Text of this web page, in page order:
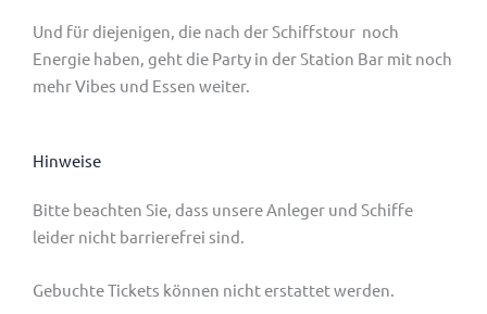
Und für diejenigen, die nach der Schiffstour noch
Energie haben, geht die Party in der Station Bar mit noch
mehr Vibes und Essen weiter.
Hinweise
Bitte beachten Sie, dass unsere Anleger und Schiffe
leider nicht barrierefrei sind.
Gebuchte Tickets können nicht erstattet werden.